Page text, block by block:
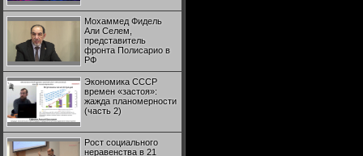
Мохаммед Фидель
Али Селем,
представитель
фронта Полисарио в
РФ
Экономика СССР
времен «застоя»:
жажда планомерности
(часть 2)
Рост социального
неравенства в 21